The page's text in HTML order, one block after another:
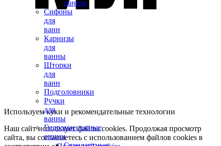
панель
Сифоны
для
ванн
Карнизы
для
ванны
Шторки
для
ванн
Подголовники
Ручки
для
ванны
Гидромассажные
опции
Используем куки и рекомендательные технологии
Наш сайт использует файлы cookies. Продолжая просмотр
сайта, вы соглашаетесь с использованием файлов cookies в